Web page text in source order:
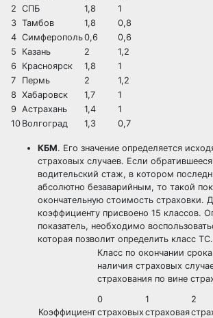
2 СПБ 1,8
1
3 Тамбов 1,8
0,8
4 Симферополь0,6
0,6
5
Казань 2
1,2
6
Красноярск 1,8
1
7
Пермь 2
1,2
8 Хабаровск 1,7
1
9 Астрахань 1,4
1
10 Волгоград 1,3 0,7
КБМ. Его значение определяется
страховых случаев. Если
водительский стаж, в котором
абсолютно безаварийным, то такой
окончательную стоимость страховки.
коэффициенту присвоено 15 классов.
показатель, необходимо
которая позволит определить класс ТС.
Класс по окончании
наличия страховых
страхования по вине
Коэффициент
0
страховых
1
страховая
2